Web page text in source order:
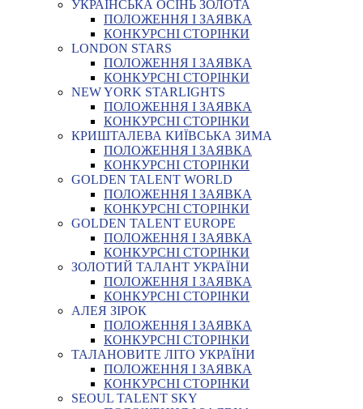
УКРАЇНСЬКА ОСІНЬ ЗОЛОТА
ПОЛОЖЕННЯ І ЗАЯВКА
КОНКУРСНІ СТОРІНКИ
LONDON STARS
ПОЛОЖЕННЯ І ЗАЯВКА
КОНКУРСНІ СТОРІНКИ
NEW YORK STARLIGHTS
ПОЛОЖЕННЯ І ЗАЯВКА
КОНКУРСНІ СТОРІНКИ
КРИШТАЛЕВА КИЇВСЬКА ЗИМА
ПОЛОЖЕННЯ І ЗАЯВКА
КОНКУРСНІ СТОРІНКИ
GOLDEN TALENT WORLD
ПОЛОЖЕННЯ І ЗАЯВКА
КОНКУРСНІ СТОРІНКИ
GOLDEN TALENT EUROPE
ПОЛОЖЕННЯ І ЗАЯВКА
КОНКУРСНІ СТОРІНКИ
ЗОЛОТИЙ ТАЛАНТ УКРАЇНИ
ПОЛОЖЕННЯ І ЗАЯВКА
КОНКУРСНІ СТОРІНКИ
АЛЕЯ ЗІРОК
ПОЛОЖЕННЯ І ЗАЯВКА
КОНКУРСНІ СТОРІНКИ
ТАЛАНОВИТЕ ЛІТО УКРАЇНИ
ПОЛОЖЕННЯ І ЗАЯВКА
КОНКУРСНІ СТОРІНКИ
SEOUL TALENT SKY